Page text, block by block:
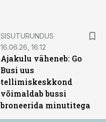
SISUTURUNDUS
16.06.26, 16:12
Ajakulu väheneb: Go
Busi uus
tellimiskeskkond
võimaldab bussi
broneerida minutitega